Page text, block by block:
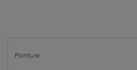
Pointure